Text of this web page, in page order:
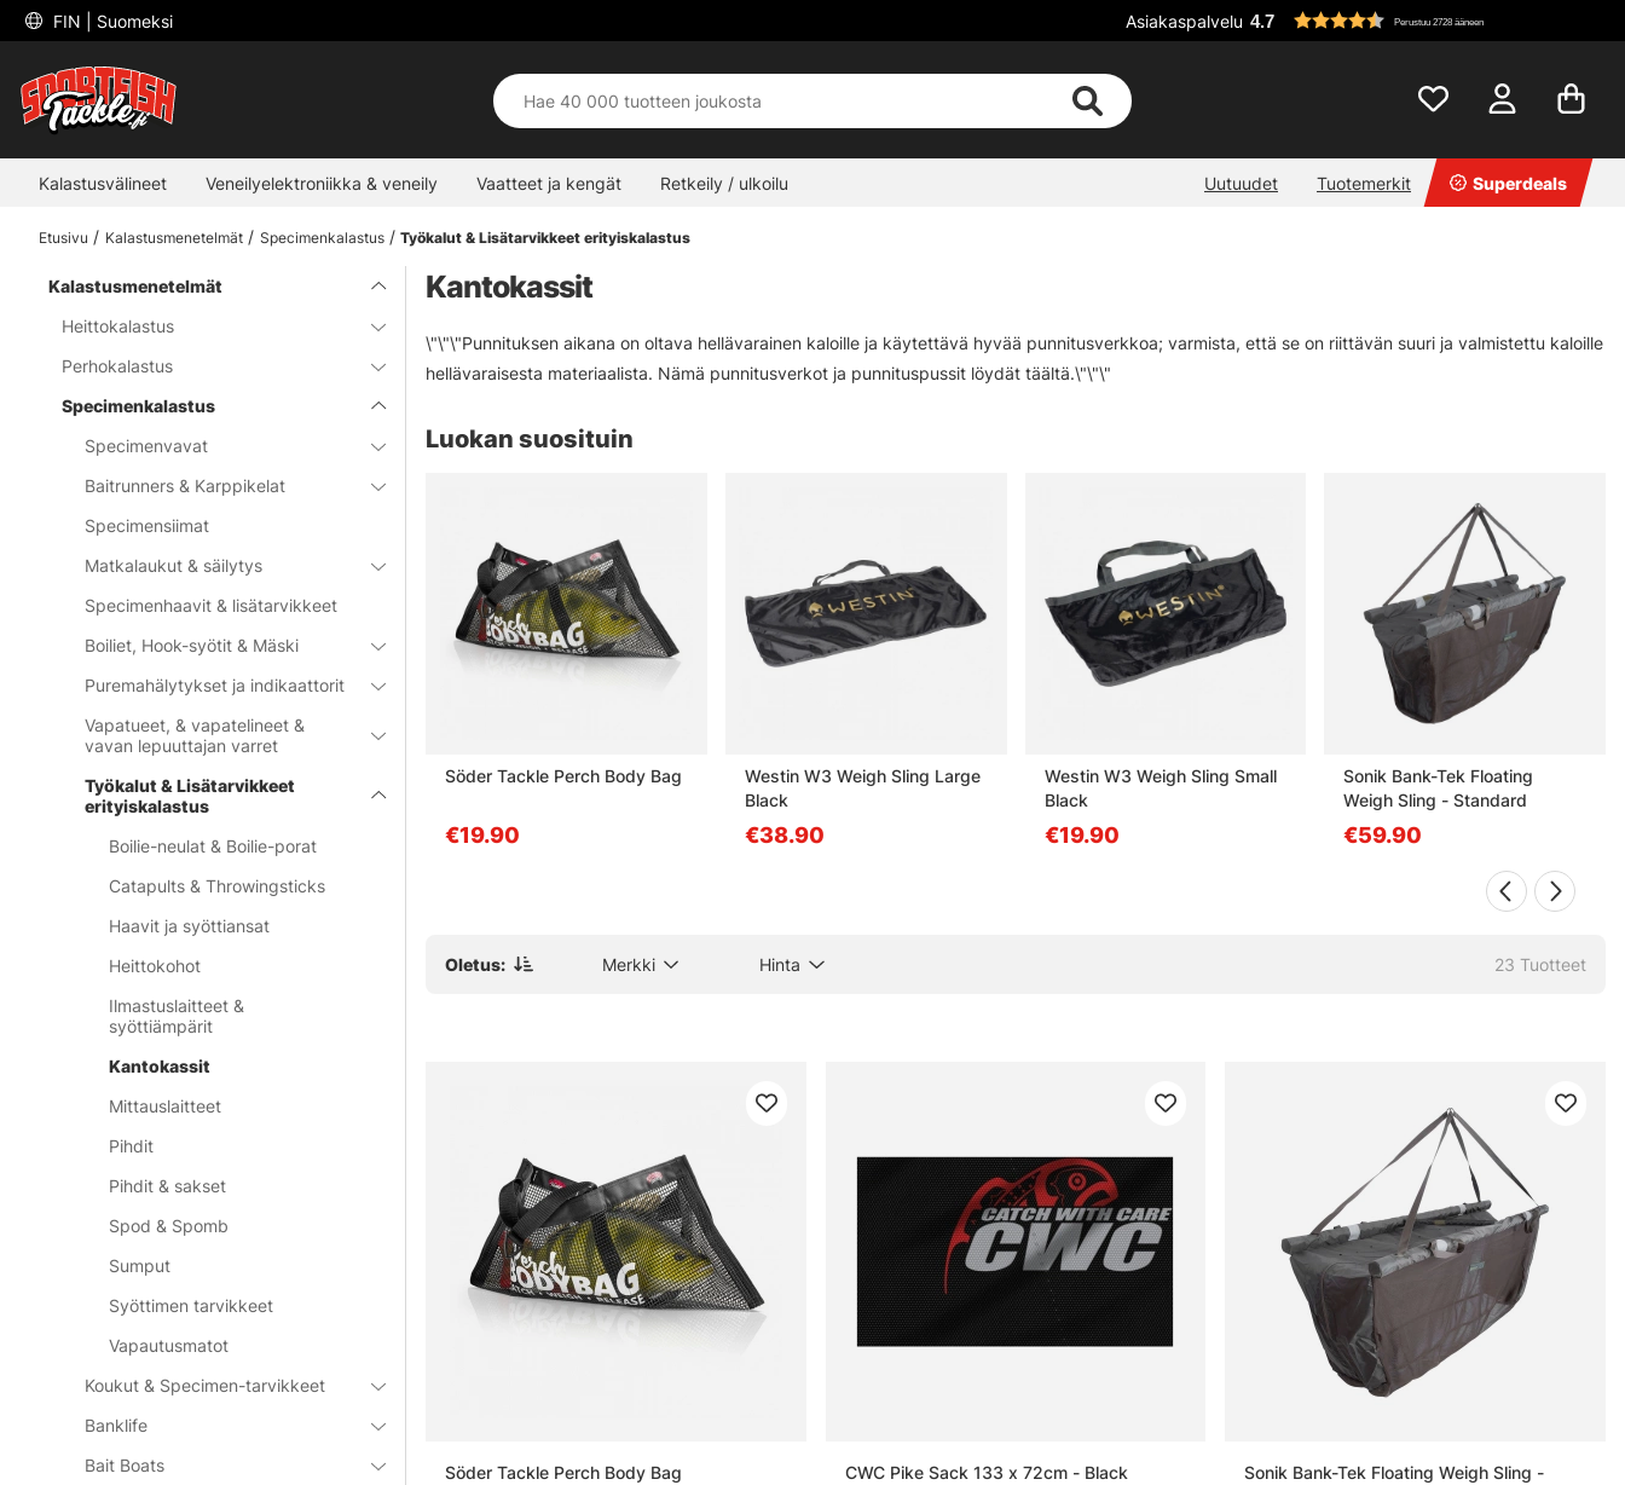
FIN | Suomeksi Asiakaspalvelu 4.7 Perustuu 2728 ääneen
Kalastusvälineet Veneilyelektroniikka & veneily Vaatteet ja kengät Retkeily / ulkoilu Uutuudet Tuotemerkit Superdeals
Etusivu Kalastusmenetelmät Specimenkalastus Työkalut & Lisätarvikkeet erityiskalastus
Kalastusmenetelmät
Heittokalastus
Perhokalastus
Specimenkalastus
Specimenvavat
Baitrunners & Karppikelat
Specimensiimat
Matkalaukut & säilytys
Specimenhaavit & lisätarvikkeet
Boiliet, Hook-syötit & Mäski
Puremahälytykset ja indikaattorit
Vapatueet, & vapatelineet &
vavan lepuuttajan varret
Työkalut & Lisätarvikkeet
erityiskalastus
Boilie-neulat & Boilie-porat
Catapults & Throwingsticks
Haavit ja syöttiansat
Heittokohot
Ilmastuslaitteet &
syöttiämpärit
Kantokassit
Mittauslaitteet
Pihdit
Pihdit & sakset
Spod & Spomb
Sumput
Syöttimen tarvikkeet
Vapautusmatot
Koukut & Specimen-tarvikkeet
Banklife
Bait Boats
Kantokassit
\"\"\"Punnituksen aikana on oltava hellävarainen kaloille ja käytettävä hyvää punnitusverkkoa; varmista, että se on riittävän suuri ja valmistettu kaloille
hellävaraisesta materiaalista. Nämä punnitusverkot ja punnituspussit löydät täältä.\"\"\"
Luokan suosituin
Sonik Bank-Tek Floating
Weigh Sling - Standard
€59.90
Söder Tackle Perch Body Bag
€19.90
Westin W3 Weigh Sling Large
Black
€38.90
Westin W3 Weigh Sling Small
Black
€19.90
Sonik Bank-Tek Floating
Weigh Sling - Standard
€59.90
Oletus: Merkki Hinta 23 Tuotteet
Söder Tackle Perch Body Bag CWC Pike Sack 133 x 72cm - Black
Sonik Bank-Tek Floating Weigh Sling -